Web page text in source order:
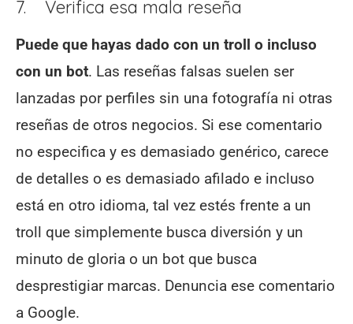
7. Verifica esa mala reseña
Puede que hayas dado con un troll o incluso
con un bot. Las reseñas falsas suelen ser
lanzadas por perfiles sin una fotografía ni otras
reseñas de otros negocios. Si ese comentario
no especifica y es demasiado genérico, carece
de detalles o es demasiado afilado e incluso
está en otro idioma, tal vez estés frente a un
troll que simplemente busca diversión y un
minuto de gloria o un bot que busca
desprestigiar marcas. Denuncia ese comentario
a Google.